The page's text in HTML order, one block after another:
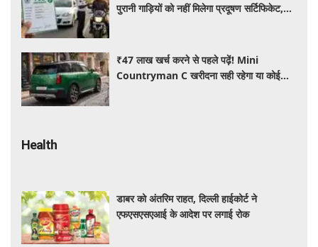
पुरानी गाड़ियों को नहीं मिलेगा प्रदूषण सर्टिफिकेट,
₹47 लाख खर्च करने से पहले पढ़ें! Mini
Countryman C खरीदना सही रहेगा या कोई
Health
डाबर को अंतरिम राहत, दिल्ली हाईकोर्ट ने
एफएसएसएआई के आदेश पर लगाई रोक